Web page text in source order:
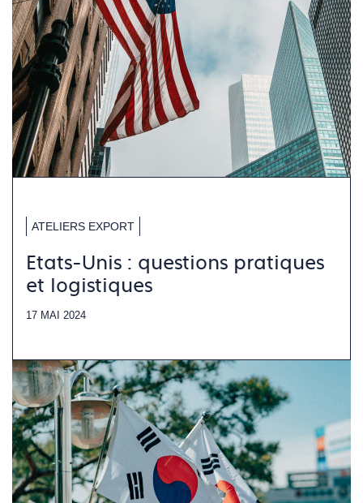
ATELIERS EXPORT
Etats-Unis : questions pratiques
et logistiques
17 MAI 2024